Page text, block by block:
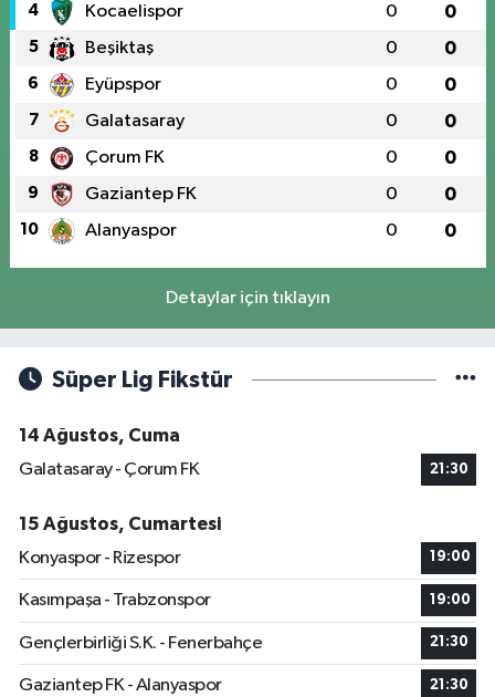
4 Kocaelispor 0 0
5 Beşiktaş 0 0
6 Eyüpspor 0 0
7 Galatasaray 0 0
8 Çorum FK 0 0
9 Gaziantep FK 0 0
10 Alanyaspor 0 0
Detaylar için tıklayın
Süper Lig Fikstür
14 Ağustos, Cuma
Galatasaray - Çorum FK
21:30
15 Ağustos, Cumartesi
Konyaspor - Rizespor
19:00
Kasımpaşa - Trabzonspor 19:00
Gençlerbirliği S.K. - Fenerbahçe 21:30
Gaziantep FK - Alanyaspor 21:30